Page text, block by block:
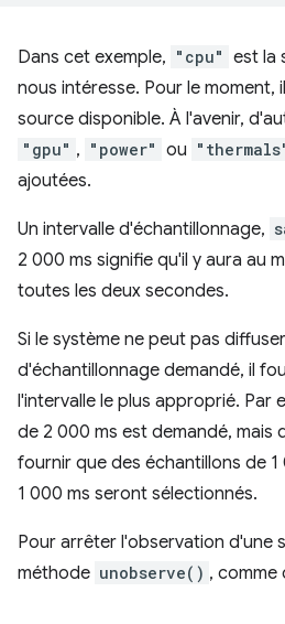
Dans cet exemple, "cpu" est la
nous intéresse. Pour le moment,
source disponible. À l'avenir,
"gpu" , "power" ou
ajoutées.
Un intervalle d'échantillonnage,
2 000 ms signifie qu'il y aura au
toutes les deux secondes.
Si le système ne peut pas
d'échantillonnage demandé, il
l'intervalle le plus approprié. Par
de 2 000 ms est demandé, mais
fournir que des échantillons de 1
1 000 ms seront sélectionnés.
Pour arrêter l'observation d'une
méthode unobserve() , comme